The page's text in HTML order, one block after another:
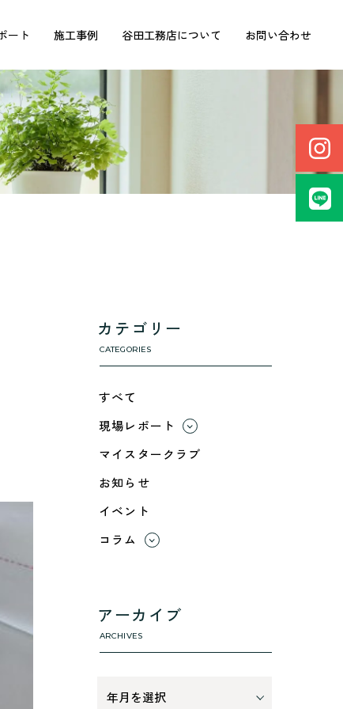
ート 施工事例 谷田工務店について お問い合わせ
カテゴリー
CATEGORIES
すべて
現場レポート
すべて
綾部市
舞鶴市-中
舞鶴市-東
マイスタークラブ
お知らせ
イベント
コラム
断熱性のこと
アーカイブ
ARCHIVES